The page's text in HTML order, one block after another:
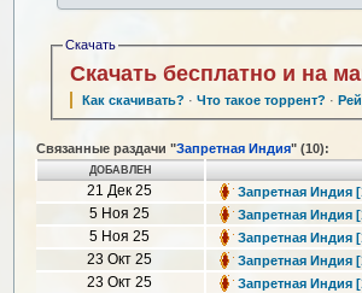
Скачать
Скачать бесплатно и на
Как скачивать? ·Что такое торрент? ·
Связанные раздачи "Запретная Индия" (10):
ДОБАВЛЕН
21 Дек 25 Запретная Индия
5 Ноя 25
Запретная Индия
5 Ноя 25
Запретная Индия
23 Окт 25
Запретная Индия
23 Окт 25
Запретная Индия